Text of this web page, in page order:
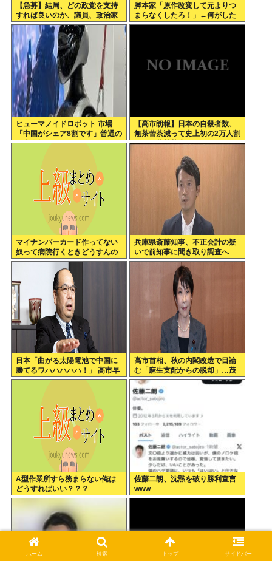
【急募】結局、どの政党を支持
すれば良いのか、議員、政治家
は全員悪か
脚本家「原作改変して元よりつ
まらなくしたろ！」←何がした
いの？
ヒューマノイドロボット 市場
「中国がシェア8割です」普通の
日本人怒りのフェイクニュース
【高市朗報】日本の自殺者数、
無茶苦茶減って史上初の2万人割
れ。無茶苦茶生きやすい国にな
マイナンバーカード作ってない
奴って病院行くときどうすんの
兵庫県斎藤知事、不正会計の疑
いで前知事に聞き取り調査へ
日本「曲がる太陽電池で中国に
勝てるワハハハハハ！」 高市早
苗「勝てる！ ガハハハハハ
高市首相、秋の内閣改造で目論
む「麻生支配からの脱却」…茂
木敏充氏も小林鷹之氏もクビ
A型作業所すら務まらない俺は
どうすればいい？？？
佐藤二朗、沈黙を破り勝利宣言
www
ホーム 検索 トップ サイドバー